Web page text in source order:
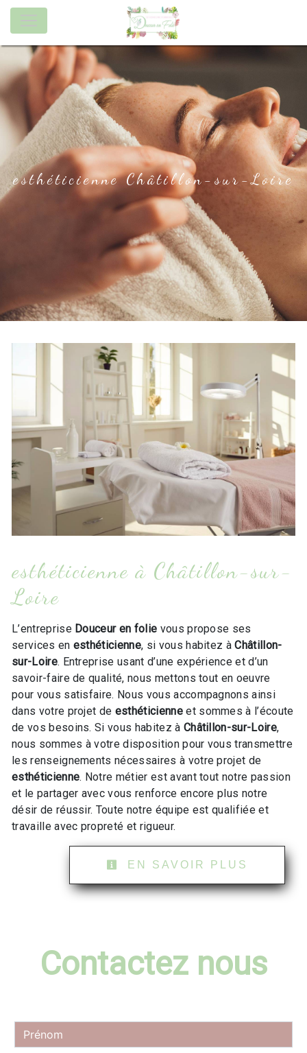
esthéticienne Châtillon-sur-Loire
esthéticienne à Châtillon-sur-
Loire
L’entreprise Douceur en folie vous propose ses
services en esthéticienne, si vous habitez àChâtillon-
sur-Loire. Entreprise usant d’une expérience et d’un
savoir-faire de qualité, nous mettons tout en oeuvre
pour vous satisfaire. Nous vous accompagnons ainsi
dans votre projet de esthéticienneet sommes à l’écoute
de vos besoins. Si vous habitez à Châtillon-sur-Loire,
nous sommes à votre disposition pour vous transmettre
les renseignements nécessaires à votre projet de
esthéticienne. Notre métier est avant tout notre passion
et le partager avec vous renforce encore plus notre
désir de réussir. Toute notre équipe est qualifiée et
travaille avec propreté et rigueur.
EN SAVOIR PLUS
Contactez nous
Panneau de gestion des cookies